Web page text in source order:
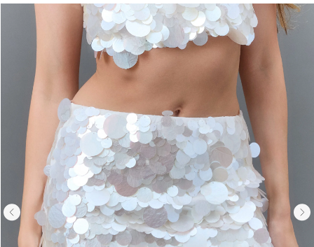
Вернуться назад